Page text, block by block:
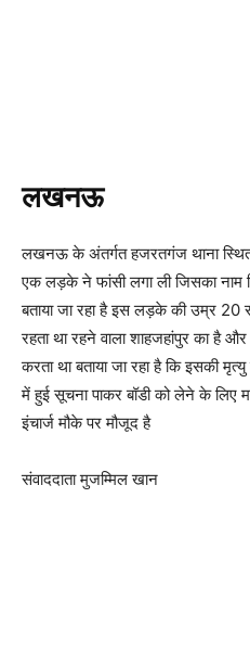
लखनऊ
लखनऊ के अंतर्गत हजरतगंज थाना
एक लड़के ने फांसी लगा ली जिसका नाम
बताया जा रहा है इस लड़के की उम्र 20
रहता था रहने वाला शाहजहांपुर का है
करता था बताया जा रहा है कि इसकी
में हुई सूचना पाकर बॉडी को लेने के लिए
इंचार्ज मौके पर मौजूद है
संवाददाता मुजम्मिल खान